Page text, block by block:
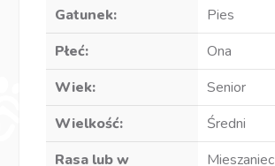
Gatunek:
Pies
Płeć:
Ona
Wiek:
Senior
Wielkość:
Średni
Rasa lub w
Mieszaniec